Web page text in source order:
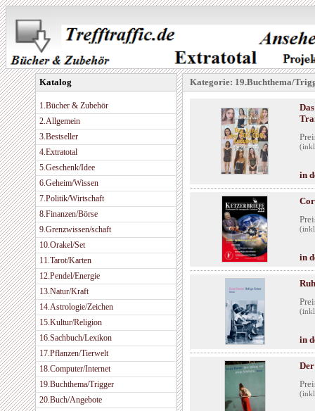
Katalog
1.Bücher & Zubehör
2.Allgemein
3.Bestseller
4.Extratotal
5.Geschenk/Idee
6.Geheim/Wissen
7.Politik/Wirtschaft
8.Finanzen/Börse
9.Grenzwissen/schaft
10.Orakel/Set
11.Tarot/Karten
12.Pendel/Energie
13.Natur/Kraft
14.Astrologie/Zeichen
15.Kultur/Religion
16.Sachbuch/Lexikon
17.Pflanzen/Tierwelt
18.Computer/Internet
19.Buchthema/Trigger
20.Buch/Angebote
Kategorie: 19.Buchthema/
in
in
in